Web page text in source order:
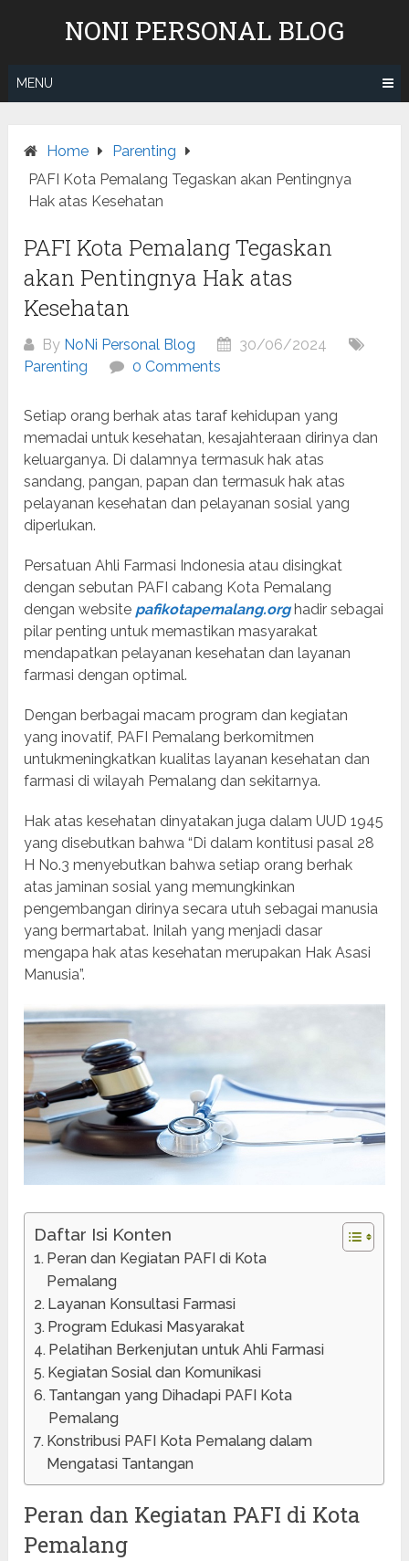
NONI PERSONAL BLOG
MENU
Home
Parenting
PAFI Kota Pemalang Tegaskan akan Pentingnya
Hak atas Kesehatan
PAFI Kota Pemalang Tegaskan
akan Pentingnya Hak atas
Kesehatan
By NoNi Personal Blog
30/06/2024
Parenting
0 Comments
Setiap orang berhak atas taraf kehidupan yang
memadai untuk kesehatan, kesajahteraan dirinya dan
keluarganya. Di dalamnya termasuk hak atas
sandang, pangan, papan dan termasuk hak atas
pelayanan kesehatan dan pelayanan sosial yang
diperlukan.
Persatuan Ahli Farmasi Indonesia atau disingkat
dengan sebutan PAFI cabang Kota Pemalang
dengan website pafikotapemalang.orghadir sebagai
pilar penting untuk memastikan masyarakat
mendapatkan pelayanan kesehatan dan layanan
farmasi dengan optimal.
Dengan berbagai macam program dan kegiatan
yang inovatif, PAFI Pemalang berkomitmen
untukmeningkatkan kualitas layanan kesehatan dan
farmasi di wilayah Pemalang dan sekitarnya.
Hak atas kesehatan dinyatakan juga dalam UUD 1945
yang disebutkan bahwa “Di dalam kontitusi pasal 28
H No.3 menyebutkan bahwa setiap orang berhak
atas jaminan sosial yang memungkinkan
pengembangan dirinya secara utuh sebagai manusia
yang bermartabat. Inilah yang menjadi dasar
mengapa hak atas kesehatan merupakan Hak Asasi
Manusia”.
Daftar Isi Konten
Peran dan Kegiatan PAFI di Kota
Pemalang
Layanan Konsultasi Farmasi
Program Edukasi Masyarakat
Pelatihan Berkenjutan untuk Ahli Farmasi
Kegiatan Sosial dan Komunikasi
Tantangan yang Dihadapi PAFI Kota
Pemalang
Konstribusi PAFI Kota Pemalang dalam
Mengatasi Tantangan
Peran dan Kegiatan PAFI di Kota
Pemalang